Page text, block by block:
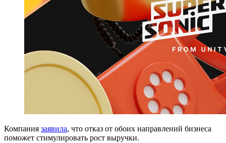
Компания заявила, что отказ от обоих направлений бизнеса
поможет стимулировать рост выручки.